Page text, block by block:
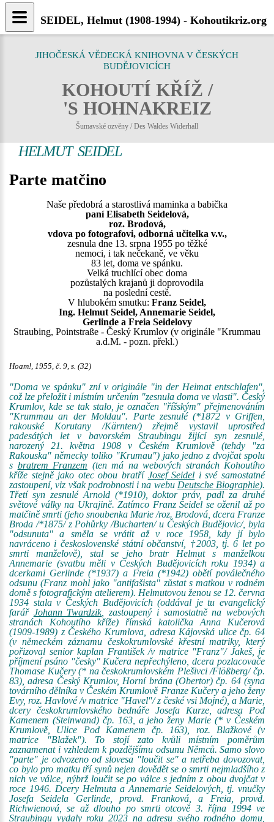
JIHOČESKÁ VĚDECKÁ KNIHOVNA V ČESKÝCH
BUDĚJOVICÍCH
KOHOUTÍ KŘÍŽ /
'S HOHNAKREIZ
Šumavské ozvěny / Des Waldes Widerhall
HELMUT SEIDEL
Parte matčino
Naše předobrá a starostlivá maminka a babička
paní Elisabeth Seidelová,
roz. Brodová,
vdova po fotografovi, odborná učitelka v.v.,
zesnula dne 13. srpna 1955 po těžké
nemoci, i tak nečekaně, ve věku
83 let, doma ve spánku.
Velká truchlící obec doma
pozůstalých krajanů ji doprovodila
na poslední cestě.
V hlubokém smutku: Franz Seidel,
Ing. Helmut Seidel, Annemarie Seidel,
Gerlinde a Freia Seidelovy
Straubing, Pointstraße - Český Krumlov (v originále "Krummau
a.d.M. - pozn. překl.)
Hoam!, 1955, č. 9, s. (32)
"Doma ve spánku" zní v originále "in der Heimat entschlafen",
což lze přeložit i místním určením "zesnula doma ve vlasti". Český
Krumlov, kde se tak stalo, je označen "říšským" přejmenováním
"Krummau an der Moldau". Parte zesnulé (*1872 v Griffen,
rakouské Korutany /Kärnten/) zřejmě vystavil uprostřed
padesátých let v bavorském Straubingu žijící syn zesnulé,
narozený 21. května 1908 v Českém Krumlově (tehdy "za
Rakouska" německy toliko "Krumau") jako jedno z dvojčat spolu
s bratrem Franzem (ten má na webových stranách Kohoutího
kříže stejně jako otec obou bratří Josef Seidel i své samostatné
zastoupení, viz však podrobnosti i na webu Deutsche Biographie).
Třetí syn zesnulé Arnold (*1910), doktor práv, padl za druhé
světové války na Ukrajině. Zatímco Franz Seidel se oženil až po
matčině smrti (jeho snoubenka Marie /roz. Brodová, dcera Franze
Broda /*1875/ z Pohůrky /Bucharten/ u Českých Budějovic/, byla
"odsunuta" a směla se vrátit až v roce 1958, kdy jí bylo
navráceno i československé státní občanství, †2003, tj. 6 let po
smrti manželově), stal se jeho bratr Helmut s manželkou
Annemarie (svatbu měli v Českých Budějovicích roku 1934) a
dcerkami Gerlinde (*1937) a Freia (*1942) obětí poválečného
odsunu (Franz mohl jako "antifašista" zůstat s matkou v rodném
domě s fotografickým atelierem). Helmutovou ženou se 12. června
1934 stala v Českých Budějovicích (oddával je tu evangelický
farář Johann Twardzik, zastoupený i samostatně na webových
stranách Kohoutího kříže) římská katolička Anna Kučerová
(1909-1989) z Českého Krumlova, adresa Kájovská ulice čp. 64
(v německém záznamu českokrumlovské křestní matriky, který
pořizoval senior kaplan František /v matrice "Franz"/ Jakeš, je
příjmení psáno "česky" Kučera nepřechýleno, dcera pozlacovače
Thomase Kučery (* na českokrumlovském Plešivci /Flößberg/ čp.
83), adresa Český Krumlov, Horní brána (Obertor) čp. 64 (syna
továrního dělníka v Českém Krumlově Franze Kučery a jeho ženy
Evy, roz. Havlové /v matrice "Havel"/ z české vsi Mojné), a Marie,
dcery českokrumlovského bednáře Josefa Kurze, adresa Pod
Kamenem (Steinwand) čp. 163, a jeho ženy Marie (* v Českém
Krumlově, Ulice Pod Kamenem čp. 163), roz. Blažkové (v
matrice "Blažek"). To stojí zato kvůli místním poměrům
zaznamenat i vzhledem k pozdějšímu odsunu Němců. Samo slovo
"parte" je odvozeno od slovesa "loučit se" a netřeba dovozovat,
co bylo pro matku tří synů nejen dovědět se o smrti nejmladšího z
nich ve válce, nýbrž loučit se po válce s jedním z obou dvojčat v
roce 1946. Dcery Helmuta a Annemarie Seidelových, tj. vnučky
Josefa Seidela Gerlinde, provd. Franková, a Freia, provd.
Richwienová, se až dlouho po smrti otcově 3. října 1994 ve
Straubingu vydaly roku 2023 na adresu svého rodného domu,
SEIDEL, Helmut (1908-1994) - Kohoutikriz.org